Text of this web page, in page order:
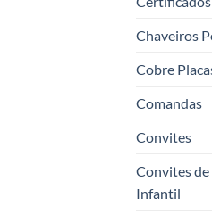
Chaveiros
Cobre
Comandas
Convites
Convites
Infantil